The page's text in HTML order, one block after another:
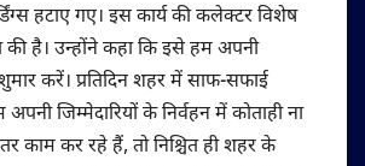
हटाए गए। इस कार्य की कलेक्टर विशेष
की है। उन्होंने कहा कि इसे हम अपनी
करें। प्रतिदिन शहर में साफ-सफाई
जिम्मेदारियों के निर्वहन में कोताही ना
काम कर रहे हैं, तो निश्चित ही शहर के